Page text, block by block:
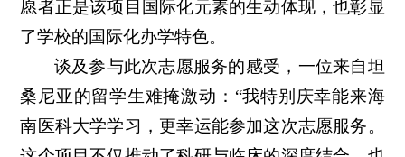
愿者正是该项目国际化元素的生动体现，也彰显
了学校的国际化办学特色。
谈及参与此次志愿服务的感受，一位来自坦
桑尼亚的留学生难掩激动：“我特别庆幸能来海
南医科大学学习，更幸运能参加这次志愿服务。